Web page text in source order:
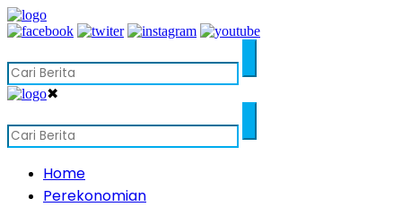
✖
Home
Perekonomian